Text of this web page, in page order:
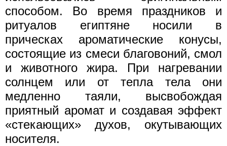
способом. Во время праздников и
ритуалов египтяне носили в
прическах ароматические конусы,
состоящие из смеси благовоний, смол
и животного жира. При нагревании
солнцем или от тепла тела они
медленно таяли, высвобождая
приятный аромат и создавая эффект
«стекающих» духов, окутывающих
носителя.